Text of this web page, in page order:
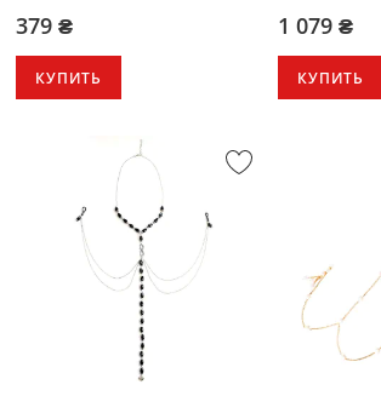
379 ₴
КУПИТЬ
1 079 ₴
КУПИТЬ